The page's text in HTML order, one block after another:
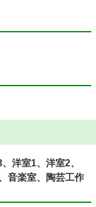
洋室1、洋室2、
音楽室、陶芸工作